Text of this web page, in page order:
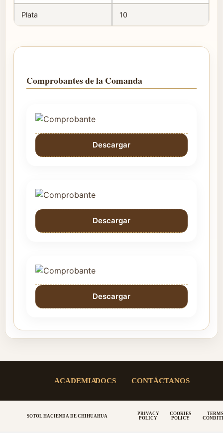
Plata 10
Comprobantes de la Comanda
Descargar
Descargar
Descargar
ACADEMIADOCS CONTÁCTANOS
SOTOL HACIENDA DE CHIHUAHUA
PRIVACY
POLICY
COOKIES
POLICY